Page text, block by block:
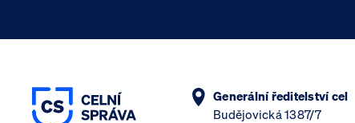
Generální ředitelství cel
Budějovická 1387/7